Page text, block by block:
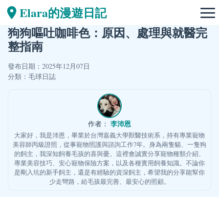
Elara的漫遊日記
狗狗嘔吐咖啡色：原因、處理與就醫完
整指南
發布日期：2025年12月07日
分類： 毛球日誌
作者： 李沛恩
大家好，我是沛恩，畢業於台灣嘉義大學獸醫技術系，持有專業寵物
美容師丙級證照，從事寵物照護與諮詢工作7年。身為兩隻貓、一隻狗
的飼主，我深知飼養毛孩的喜與憂。這裡會誠實分享寵物種類介紹、
專業美容技巧、安心寵物保險方案，以及各種實用飼養知識。不論你
是剛入坑的新手飼主，還是有經驗的資深飼主，希望我的分享能幫你
少走彎路，給毛孩最完善、最安心的照顧。